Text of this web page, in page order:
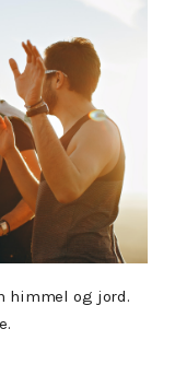
himmel og jord.